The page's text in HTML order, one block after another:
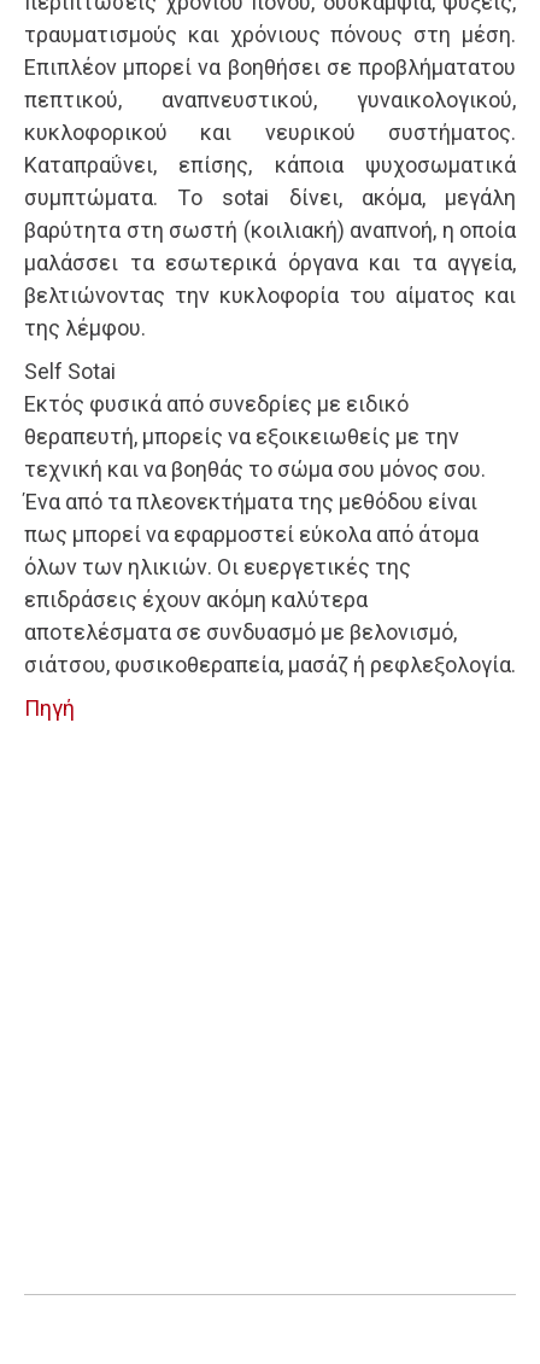
τραυματισμούς και χρόνιους πόνους στη μέση.
Επιπλέον μπορεί να βοηθήσει σε προβλήματατου
πεπτικού, αναπνευστικού, γυναικολογικού,
κυκλοφορικού και νευρικού συστήματος.
Kαταπραΰνει, επίσης, κάποια ψυχοσωματικά
συμπτώματα. Tο sotai δίνει, ακόμα, μεγάλη
βαρύτητα στη σωστή (κοιλιακή) αναπνοή, η οποία
μαλάσσει τα εσωτερικά όργανα και τα αγγεία,
βελτιώνοντας την κυκλοφορία του αίματος και
της λέμφου.
Self Sotai
Εκτός φυσικά από συνεδρίες με ειδικό
θεραπευτή, μπορείς να εξοικειωθείς με την
τεχνική και να βοηθάς το σώμα σου μόνος σου.
Ένα από τα πλεονεκτήματα της μεθόδου είναι
πως μπορεί να εφαρμοστεί εύκολα από άτομα
όλων των ηλικιών. Οι ευεργετικές της
επιδράσεις έχουν ακόμη καλύτερα
αποτελέσματα σε συνδυασμό με βελονισμό,
σιάτσου, φυσικοθεραπεία, μασάζ ή ρεφλεξολογία.
Πηγή